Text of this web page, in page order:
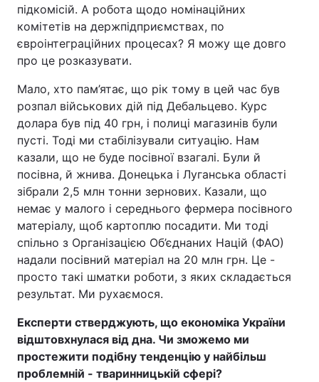
підкомісій. А робота щодо номінаційних
комітетів на держпідприємствах, по
євроінтеграційних процесах? Я можу ще довго
про це розказувати.
Мало, хто пам’ятає, що рік тому в цей час був
розпал військових дій під Дебальцево. Курс
долара був під 40 грн, і полиці магазинів були
пусті. Тоді ми стабілізували ситуацію. Нам
казали, що не буде посівної взагалі. Були й
посівна, й жнива. Донецька і Луганська області
зібрали 2,5 млн тонни зернових. Казали, що
немає у малого і середнього фермера посівного
матеріалу, щоб картоплю посадити. Ми тоді
спільно з Організацією Об’єднаних Націй (ФАО)
надали посівний матеріал на 20 млн грн. Це -
просто такі шматки роботи, з яких складається
результат. Ми рухаємося.
Експерти стверджують, що економіка України
відштовхнулася від дна. Чи зможемо ми
простежити подібну тенденцію у найбільш
проблемній - тваринницькій сфері?